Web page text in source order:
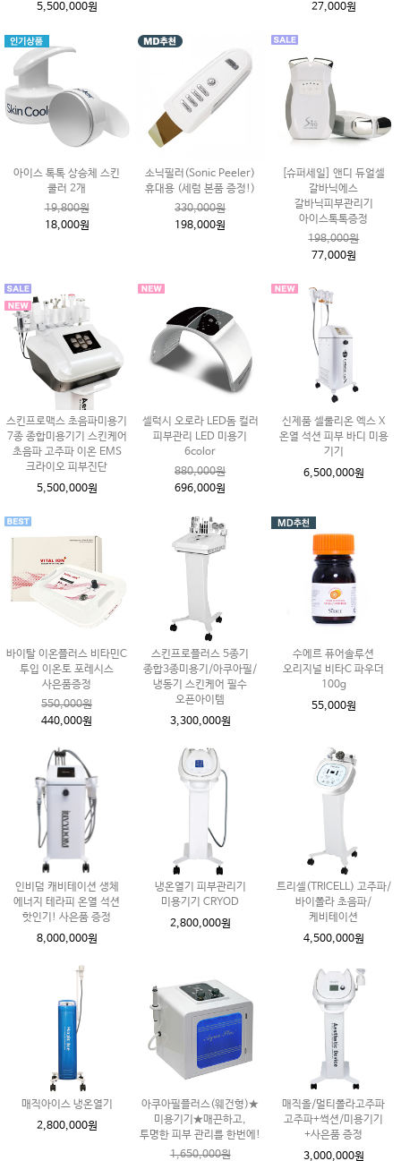
5,500,000원
27,000원
아이스 톡톡 상승체 스킨
쿨러 2개
19,800원
18,000원
소닉필러(Sonic Peeler)
휴대용 (세럼 본품 증정!)
330,000원
198,000원
[슈퍼세일] 앤디 듀얼셀
갈바닉에스
갈바닉피부관리기
아이스톡톡증정
198,000원
77,000원
스킨프로맥스 초음파미용기
7종 종합미용기기 스킨케어
초음파 고주파 이온 EMS
크라이오 피부진단
5,500,000원
셀럭시 오로라 LED돔 컬러
피부관리 LED 미용기
6color
880,000원
696,000원
신제품 셀룰리온 엑스 X
온열 석션 피부 바디 미용
기기
6,500,000원
바이탈 이온플러스 비타민C
투입 이온토 포레시스
사은품증정
550,000원
440,000원
스킨프로플러스 5종기
종합3종미용기/아쿠아필/
냉동기 스킨케어 필수
오픈아이템
3,300,000원
수에르 퓨어솔루션
오리지널 비타C 파우더
100g
55,000원
인비덤 캐비테이션 생체
에너지 테라피 온열 석션
핫인기! 사은품 증정
8,000,000원
냉온열기 피부관리기
미용기기 CRYOD
2,800,000원
트리셀(TRICELL) 고주파/
바이폴라 초음파/
케비테이션
4,500,000원
매직아이스 냉온열기
2,800,000원
아쿠아필플러스(웨건형)★
미용기기★매끈하고,
투명한 피부 관리를 한번에!
1,650,000원
매직올/멀티폴라고주파
고주파+썩션/미용기기
+사은품 증정
3,000,000원